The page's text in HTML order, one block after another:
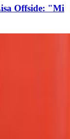
Offside: "Mi